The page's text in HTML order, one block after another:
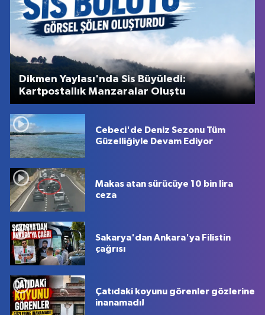
Dikmen Yaylası'nda Sis Büyüledi:
Kartpostallık Manzaralar Oluştu
Cebeci'de Deniz Sezonu Tüm
Güzelliğiyle Devam Ediyor
Makas atan sürücüye 10 bin lira
ceza
Sakarya'dan Ankara'ya Filistin
çağrısı
Çatıdaki koyunu görenler gözlerine
inanamadı!